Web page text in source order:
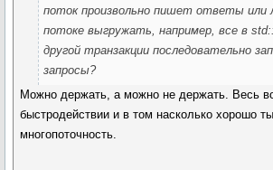
поток произвольно пишет ответы или
потоке выгружать, например, все в
другой транзакции последовательно
запросы?
Можно держать, а можно не держать. Весь
быстродействии и в том насколько хорошо
многопоточность.